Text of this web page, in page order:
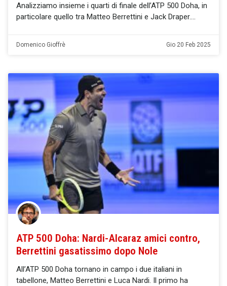
Analizziamo insieme i quarti di finale dell’ATP 500 Doha, in
particolare quello tra Matteo Berrettini e Jack Draper.
Domenico Gioffrè Gio 20 Feb 2025
ATP 500 Doha: Nardi-Alcaraz amici contro,
Berrettini gasatissimo dopo Nole
All’ATP 500 Doha tornano in campo i due italiani in
tabellone, Matteo Berrettini e Luca Nardi. Il primo ha